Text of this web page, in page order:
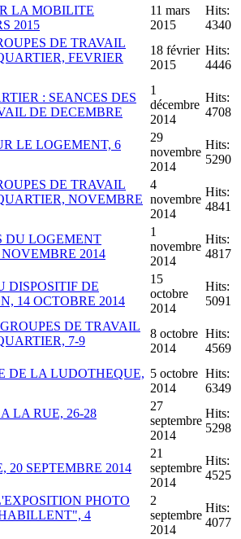
LA MOBILITE
2015
11 mars
2015
Hits:
4340
DE TRAVAIL
FEVRIER
18 février
2015
Hits:
4446
: SEANCES DES
DE DECEMBRE
1
décembre
2014
Hits:
4708
LE LOGEMENT, 6
29
novembre
2014
Hits:
5290
DE TRAVAIL
NOVEMBRE
4
novembre
2014
Hits:
4841
DU LOGEMENT
2014
1
novembre
2014
Hits:
4817
DISPOSITIF DE
14 OCTOBRE 2014
15
octobre
2014
Hits:
5091
DE TRAVAIL
7-9
8 octobre
2014
Hits:
4569
DE LA LUDOTHEQUE, 5 octobre
2014
Hits:
6349
LA RUE, 26-28
27
septembre
2014
Hits:
5298
20 SEPTEMBRE 2014
21
septembre
2014
Hits:
4525
PHOTO
4
2
septembre
2014
Hits:
4077